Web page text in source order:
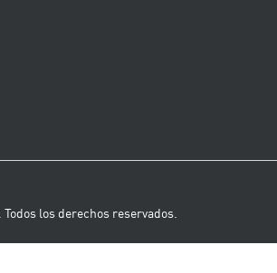
los derechos reservados.